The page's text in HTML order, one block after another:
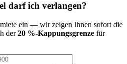
darf ich verlangen?
ein — wir zeigen Ihnen sofort die
der20 %-Kappungsgrenze für